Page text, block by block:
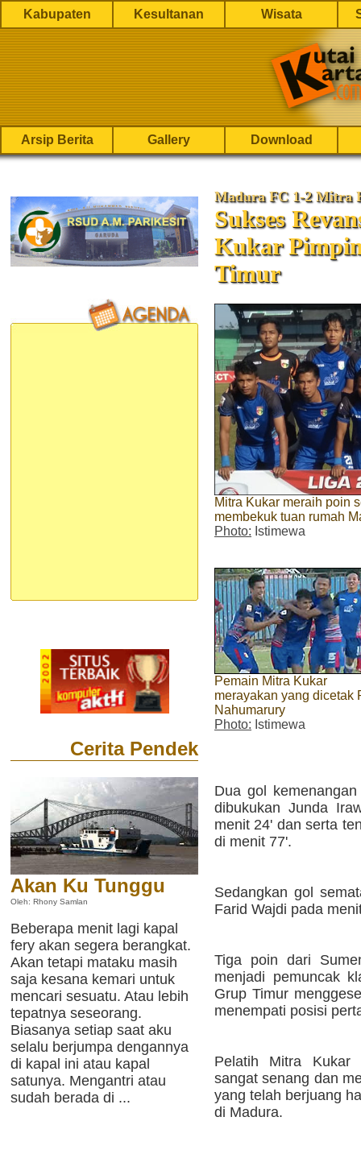
Kabupaten Kesultanan Wisata
Arsip Berita Gallery Download
Cerita Pendek
Akan Ku Tunggu
Oleh: Rhony Samlan
Beberapa menit lagi kapal
fery akan segera berangkat.
Akan tetapi mataku masih
saja kesana kemari untuk
mencari sesuatu. Atau lebih
tepatnya seseorang.
Biasanya setiap saat aku
selalu berjumpa dengannya
di kapal ini atau kapal
satunya. Mengantri atau
sudah berada di ...
Madura FC 1-2 Mitra
Sukses
Kukar
Timur
Mitra Kukar meraih poin
membekuk tuan rumah
Photo: Istimewa
Pemain Mitra Kukar
merayakan yang dicetak
Nahumarury
Photo: Istimewa
Dua gol
dibukukan Junda
menit 24' dan serta
di menit 77'.
Sedangkan gol
Farid Wajdi pada
Tiga poin dari
menjadi pemuncak
Grup Timur
menempati posisi
Pelatih Mitra Kukar
sangat senang dan
yang telah berjuang
di Madura.